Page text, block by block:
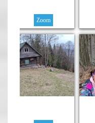
Zoom